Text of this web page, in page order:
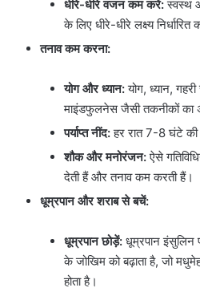
धीरे-धीरे वजन कम करें:स्वस्थ
के लिए धीरे-धीरे लक्ष्य निर्धारित
तनाव कम करना:
योग और ध्यान:योग, ध्यान,
माइंडफुलनेस जैसी तकनीकों का
पर्याप्त नींद:हर रात 7-8 घंटे की
शौक और मनोरंजन:ऐसे
देती हैं और तनाव कम करती हैं।
धूम्रपान और शराब से बचें:
धूम्रपान छोड़ें: धूम्रपान इंसुलिन
के जोखिम को बढ़ाता है, जो
होता है।